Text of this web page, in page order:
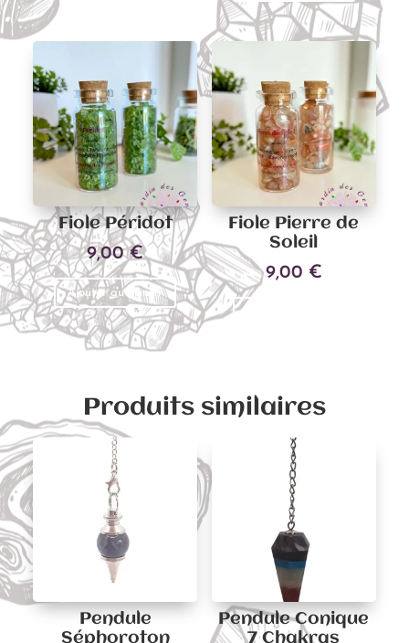
Fiole Péridot
9,00€
Ajouter au panier
Fiole Pierre de
Soleil
9,00 €
Produits similaires
Pendule
Séphoroton
Pendule Conique
7 Chakras